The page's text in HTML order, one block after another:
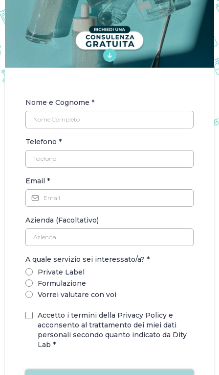
Nome e Cognome *
Telefono *
Email *
Azienda (Facoltativo)
A quale servizio sei interessato/a? *
Private Label
Formulazione
Vorrei valutare con voi
Accetto i termini della Privacy Policy e
acconsento al trattamento dei miei dati
personali secondo quanto indicato da Dity
Lab *